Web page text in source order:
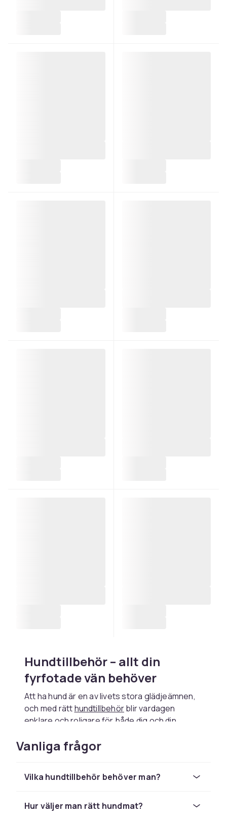
Hundtillbehör – allt din
fyrfotade vän behöver
Att ha hund är en av livets stora glädjeämnen,
och med rätthundtillbehörblir vardagen
enklare och roligare för både dig och din
skaffat valp eller har en erfaren senior hemma,
finns det tillbehör som gör skillnad i hundens
sortiment av produkter som täcker alla behov
sovplatser.
Vanliga frågor
Vilka hundtillbehör behöver man?
Hur väljer man rätt hundmat?